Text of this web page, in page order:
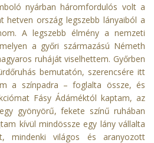
nyárban háromfordulós volt a
hetven ország legszebb lányaiból a
A legszebb élmény a nemzeti
a győri származású Németh
ruháját viselhettem. Győrben
bemutatón, szerencsére itt
a színpadra – foglalta össze, és
Fásy Ádáméktól kaptam, az
gyönyörű, fekete színű ruhában
kívül mindössze egy lány vállalta
világos és aranyozott